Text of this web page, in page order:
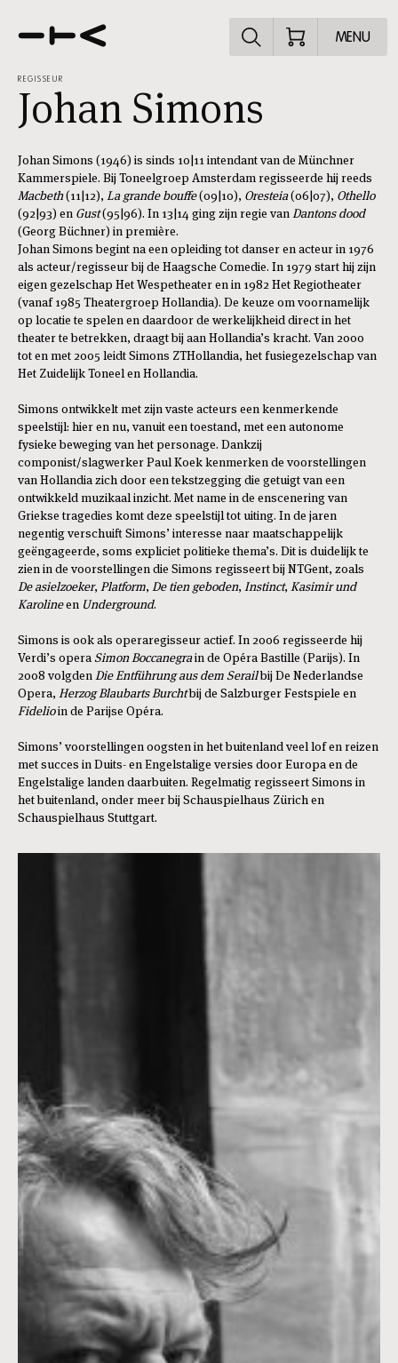
Ontdek het
MENU
REGISSEUR
Johan Simons
Johan Simons (1946) is sinds 10|11 intendant van de Münchner
Kammerspiele. Bij Toneelgroep Amsterdam regisseerde hij reeds
Macbeth(11|12), La grande bouffe(09|10), Oresteia(06|07), Othello
(92|93) en Gust(95|96). In 13|14 ging zijn regie vanDantons dood
(Georg Büchner) in première.
Johan Simons begint na een opleiding tot danser en acteur in 1976
als acteur/regisseur bij de Haagsche Comedie. In 1979 start hij zijn
eigen gezelschap Het Wespetheater en in 1982 Het Regiotheater
(vanaf 1985 Theatergroep Hollandia). De keuze om voornamelijk
op locatie te spelen en daardoor de werkelijkheid direct in het
theater te betrekken, draagt bij aan Hollandia’s kracht. Van 2000
tot en met 2005 leidt Simons ZTHollandia, het fusiegezelschap van
Het Zuidelijk Toneel en Hollandia.
Simons ontwikkelt met zijn vaste acteurs een kenmerkende
speelstijl: hier en nu, vanuit een toestand, met een autonome
fysieke beweging van het personage. Dankzij
componist/slagwerker Paul Koek kenmerken de voorstellingen
van Hollandia zich door een tekstzegging die getuigt van een
ontwikkeld muzikaal inzicht. Met name in de enscenering van
Griekse tragedies komt deze speelstijl tot uiting. In de jaren
negentig verschuift Simons’ interesse naar maatschappelijk
geëngageerde, soms expliciet politieke thema’s. Dit is duidelijk te
zien in de voorstellingen die Simons regisseert bij NTGent, zoals
De asielzoeker, Platform, De tien geboden, Instinct, Kasimir und
Karolineen Underground.
Simons is ook als operaregisseur actief. In 2006 regisseerde hij
Verdi’s operaSimon Boccanegrain de Opéra Bastille (Parijs). In
2008 volgdenDie Entführung aus dem Serailbij De Nederlandse
Opera, Herzog Blaubarts Burchtbij de Salzburger Festspiele en
Fidelioin de Parijse Opéra.
Simons’ voorstellingen oogsten in het buitenland veel lof en reizen
met succes in Duits- en Engelstalige versies door Europa en de
Engelstalige landen daarbuiten. Regelmatig regisseert Simons in
het buitenland, onder meer bij Schauspielhaus Zürich en
Schauspielhaus Stuttgart.